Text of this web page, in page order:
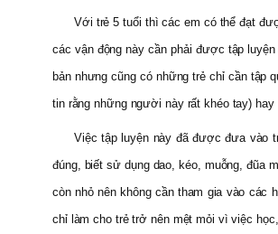
Với trẻ 5 tuổi thì các em có thể đạt
các vận động này cần phải được tập
bản nhưng cũng có những trẻ chỉ cần tập
tin rằng những người này rất khéo tay) hay
Việc tập luyện này đã được đưa vào
đúng, biết sử dụng dao, kéo, muỗng, đũa
còn nhỏ nên không cần tham gia vào các
chỉ làm cho trẻ trở nên mệt mỏi vì việc